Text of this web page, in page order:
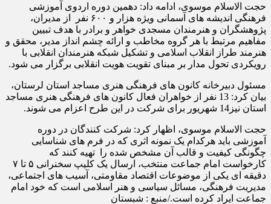
حجت الاسلام موسوی، ادامه داد: دهمین دوره اردوی آموزشی
فرهنگی اندیشه های آسمانی ویژه هزار و ۶۰۰ نفر از مدیران،
پژوهشگران و هنرمندان مسجدی خواهر و برادر با هدف تبیین
مفاهیم مرتبط با هر گروه مخاطب و ارائه چشم انداز مدیر، محقق و
هنرمند طراز انقلاب اسلامی و تشکیل شبکه هنرمندان انقلابی با
رویکردی تحول مدار بر مبنای تقویت هویت انقلابی برگزار می شود.
مسئول دبیرخانه کانون های فرهنگی هنری مساجد استان لرستان،
بیان کرد: 13 نفر از خواهران فعال کانون های فرهنگی هنری مساجد
استان نیز14 شهریور برای شرکت در این طرح اعزام می شوند.
حجت الاسلام موسوی، اظهار کرد: شرکت کنندگان در دوره
آموزشی باید هرکدام یک نمونه اثری که در فرم های شناسایی
چگونگی کیفیت و قالب آن مشخص شده را تهیه کنند که
کارخواست امام جماعت منتخب، ارسال یک کلیپ سخنرانی ۵ تا ۷
دقیقه ای یکی از موضوعات اقتصاد مقاومتی، آسیب های اجتماعی،
مدیریت فرهنگی، مسائل سیاسی و هنر اسلامی است که خود امام
جماعت ایراد کرده است./منبع : شبستان